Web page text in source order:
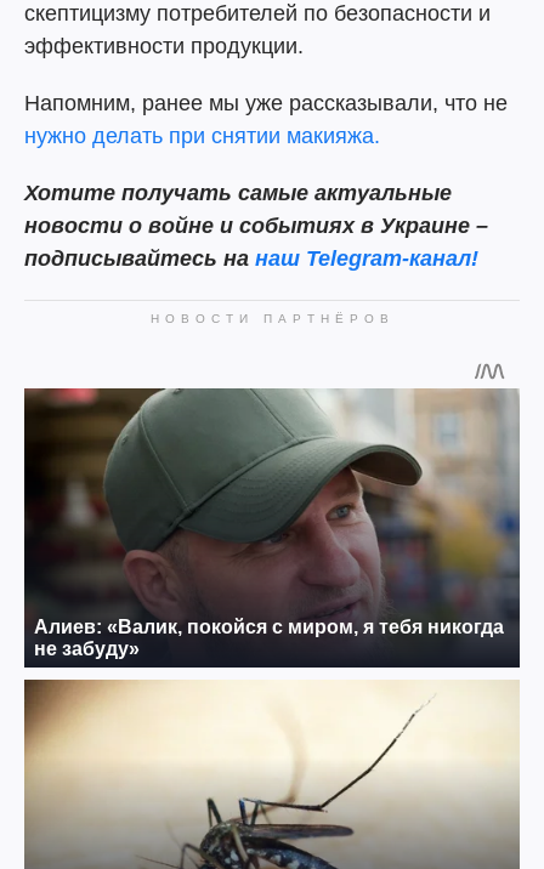
скептицизму потребителей по безопасности и
эффективности продукции.
Напомним, ранее мы уже рассказывали, что не
нужно делать при снятии макияжа.
Хотите получать самые актуальные
новости о войне и событиях в Украине –
подписывайтесь на наш Telegram-канал!